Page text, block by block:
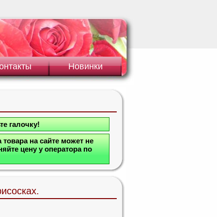
Новинки
галочку!
на сайте может не
цену у оператора по